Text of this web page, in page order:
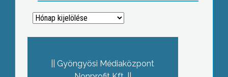
Archívum
Gyöngyösi Médiaközpont